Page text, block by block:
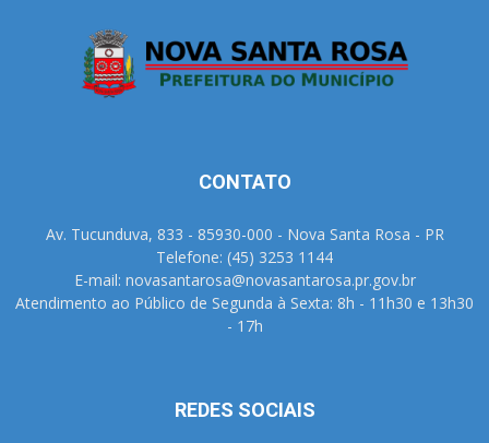
CONTATO
Av. Tucunduva, 833 - 85930-000 - Nova Santa Rosa - PR
Telefone: (45) 3253 1144
E-mail: novasantarosa@novasantarosa.pr.gov.br
Atendimento ao Público de Segunda à Sexta: 8h - 11h30 e 13h30
- 17h
REDES SOCIAIS